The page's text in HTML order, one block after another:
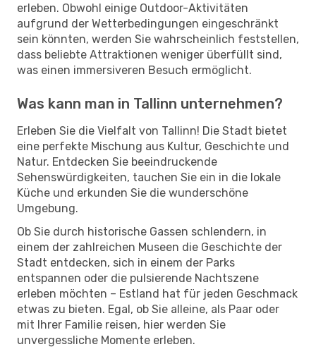
erleben. Obwohl einige Outdoor-Aktivitäten
aufgrund der Wetterbedingungen eingeschränkt
sein könnten, werden Sie wahrscheinlich feststellen,
dass beliebte Attraktionen weniger überfüllt sind,
was einen immersiveren Besuch ermöglicht.
Was kann man in Tallinn unternehmen?
Erleben Sie die Vielfalt von Tallinn! Die Stadt bietet
eine perfekte Mischung aus Kultur, Geschichte und
Natur. Entdecken Sie beeindruckende
Sehenswürdigkeiten, tauchen Sie ein in die lokale
Küche und erkunden Sie die wunderschöne
Umgebung.
Ob Sie durch historische Gassen schlendern, in
einem der zahlreichen Museen die Geschichte der
Stadt entdecken, sich in einem der Parks
entspannen oder die pulsierende Nachtszene
erleben möchten – Estland hat für jeden Geschmack
etwas zu bieten. Egal, ob Sie alleine, als Paar oder
mit Ihrer Familie reisen, hier werden Sie
unvergessliche Momente erleben.